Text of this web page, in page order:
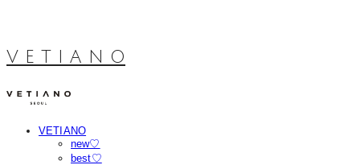
V E T I A N O
VETIANO
new♡
best♡